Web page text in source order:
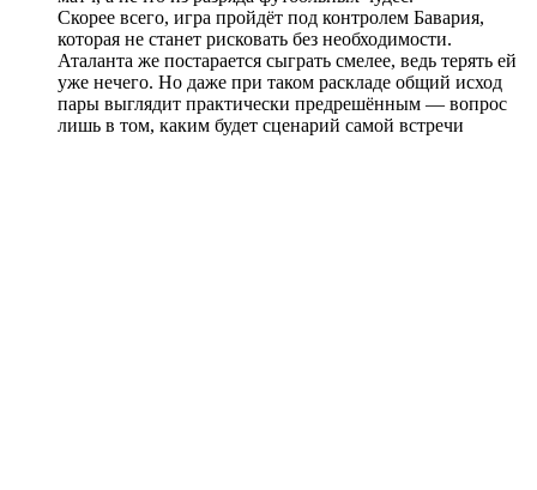
Скорее всего, игра пройдёт под контролем Бавария,
которая не станет рисковать без необходимости.
Аталанта же постарается сыграть смелее, ведь терять ей
уже нечего. Но даже при таком раскладе общий исход
пары выглядит практически предрешённым — вопрос
лишь в том, каким будет сценарий самой встречи